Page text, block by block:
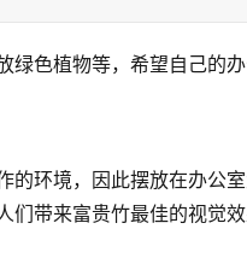
色植物等，希望自己的办
环境，因此摆放在办公
们带来富贵竹最佳的视觉